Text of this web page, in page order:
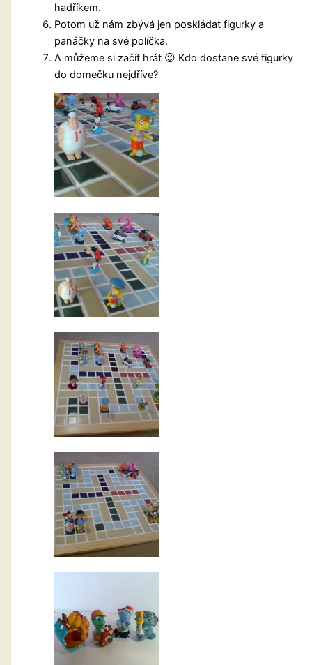
hadříkem.
Potom už nám zbývá jen poskládat figurky a
panáčky na své políčka.
A můžeme si začít hrát 😉 Kdo dostane své figurky
do domečku nejdříve?